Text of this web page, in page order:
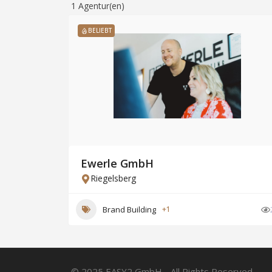
1 Agentur(en)
BELIEBT
Ewerle GmbH
Riegelsberg
Brand Building +1